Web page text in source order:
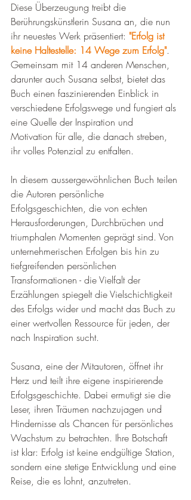
Diese Überzeugung treibt die
Berührungskünstlerin Susana an, die nun
ihr neuestes Werk präsentiert: "Erfolg ist
keine Haltestelle: 14 Wege zum Erfolg".
Gemeinsam mit 14 anderen Menschen,
darunter auch Susana selbst, bietet das
Buch einen faszinierenden Einblick in
verschiedene Erfolgswege und fungiert als
eine Quelle der Inspiration und
Motivation für alle, die danach streben,
ihr volles Potenzial zu entfalten.
In diesem aussergewöhnlichen Buch teilen
die Autoren persönliche
Erfolgsgeschichten, die von echten
Herausforderungen, Durchbrüchen und
triumphalen Momenten geprägt sind. Von
unternehmerischen Erfolgen bis hin zu
tiefgreifenden persönlichen
Transformationen - die Vielfalt der
Erzählungen spiegelt die Vielschichtigkeit
des Erfolgs wider und macht das Buch zu
einer wertvollen Ressource für jeden, der
nach Inspiration sucht.
Susana, eine der Mitautoren, öffnet ihr
Herz und teilt ihre eigene inspirierende
Erfolgsgeschichte. Dabei ermutigt sie die
Leser, ihren Träumen nachzujagen und
Hindernisse als Chancen für persönliches
Wachstum zu betrachten. Ihre Botschaft
ist klar: Erfolg ist keine endgültige Station,
sondern eine stetige Entwicklung und eine
Reise, die es lohnt, anzutreten.